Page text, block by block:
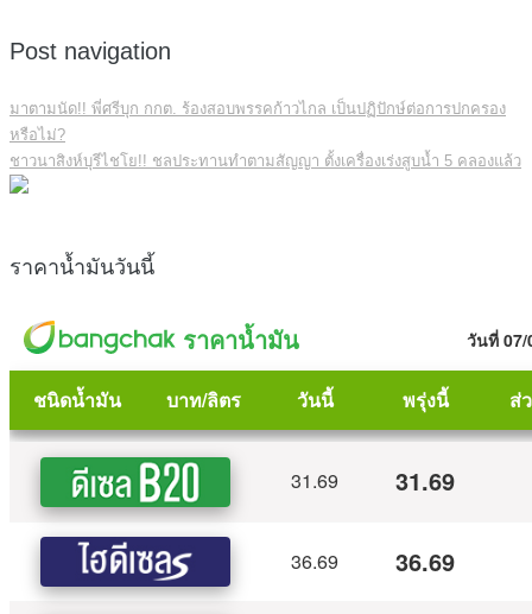
Post navigation
มาตามนัด!! พี่ศรีบุก กกต. ร้องสอบพรรคก้าวไกล เป็นปฏิปักษ์ต่อการปกครอง
หรือไม่?
ชาวนาสิงห์บุรีไชโย!! ชลประทานทำตามสัญญา ตั้งเครื่องเร่งสูบน้ำ 5 คลองแล้ว
ราคาน้ำมันวันนี้